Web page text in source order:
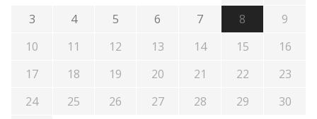
3
4 5 6 7 8
9
10
11 12 13 14 15
16
17
18 19 20 21 22
23
24
25 26 27 28 29
30